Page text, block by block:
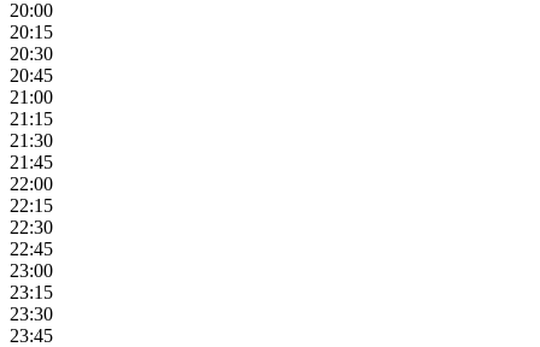
20:00
20:15
20:30
20:45
21:00
21:15
21:30
21:45
22:00
22:15
22:30
22:45
23:00
23:15
23:30
23:45